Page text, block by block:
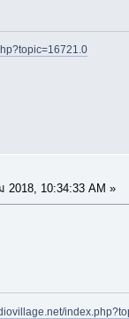
2018, 10:34:33 AM »